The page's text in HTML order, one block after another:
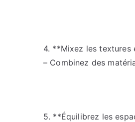
4. **Mixez les textures
– Combinez des
5. **Équilibrez les